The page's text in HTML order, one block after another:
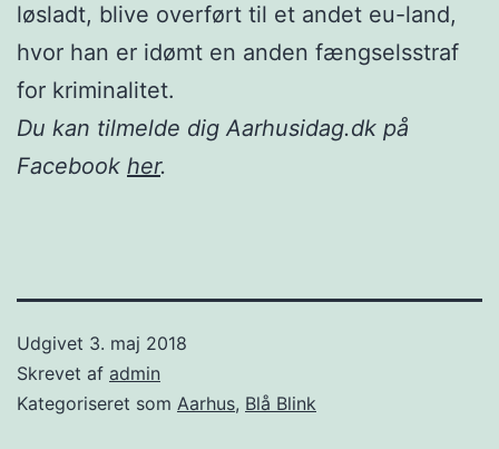
løsladt, blive overført til et andet eu-land,
hvor han er idømt en anden fængselsstraf
for kriminalitet.
Du kan tilmelde dig Aarhusidag.dk på
Facebook her.
Udgivet 3. maj 2018
Skrevet af admin
Kategoriseret som Aarhus, Blå Blink